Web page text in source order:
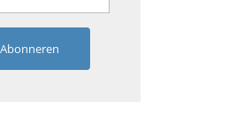
Abonneren